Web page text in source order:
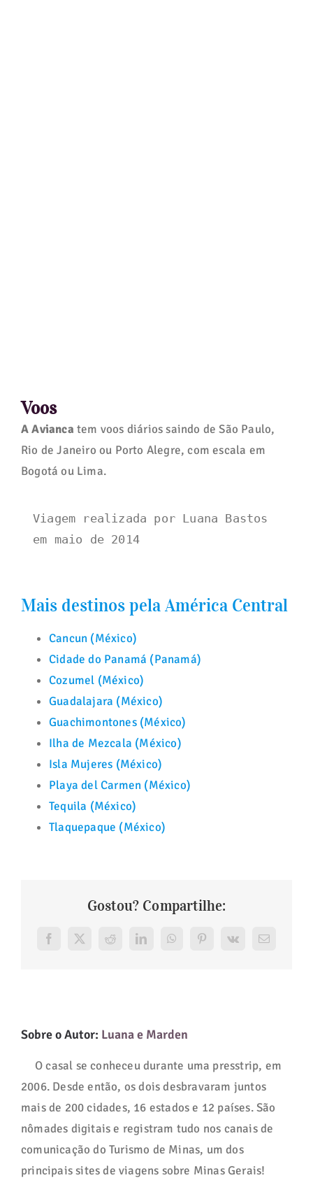
Voos
A Avianca tem voos diários saindo de São Paulo,
Rio de Janeiro ou Porto Alegre, com escala em
Bogotá ou Lima.
Viagem realizada por Luana Bastos
em maio de 2014
Mais destinos pela América Central
Cancun (México)
Cidade do Panamá (Panamá)
Cozumel (México)
Guadalajara (México)
Guachimontones (México)
Ilha de Mezcala (México)
Isla Mujeres (México)
Playa del Carmen (México)
Tequila (México)
Tlaquepaque (México)
Gostou? Compartilhe:
Facebook
X Reddit LinkedInWhatsAppPinterest
Vk
E-
Sobre o Autor: Luana e Marden
O casal se conheceu durante uma presstrip, em
2006. Desde então, os dois desbravaram juntos
mais de 200 cidades, 16 estados e 12 países. São
nômades digitais e registram tudo nos canais de
comunicação do Turismo de Minas, um dos
principais sites de viagens sobre Minas Gerais!